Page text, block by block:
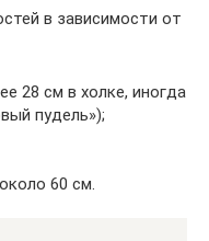
в зависимости от
28 см в холке, иногда
пудель»);
60 см.